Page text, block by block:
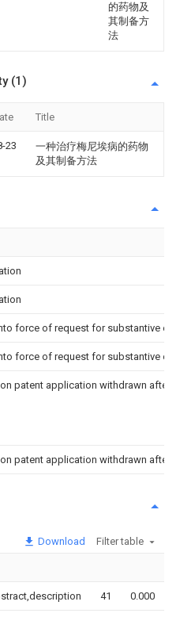
的药物及
其制备方
法
(1)
Title
23
一种治疗梅尼埃病的药物
及其制备方法
force of request for substantive
force of request for substantive
patent application withdrawn after
patent application withdrawn after
Download Filter table
41 0.000